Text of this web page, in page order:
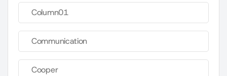
Column01
Communication
Cooper